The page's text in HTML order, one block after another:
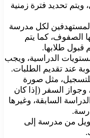
تحديد فترة زمنية
المستهدفين لكل مدرسة
الصفوف، كما يتم
قبول طلابها.
الدراسية، ويجب
عند تقديم الطلبات.
مثل صورة
السفر (إذا كان
السابقة، وغيرها
من مدرسة إلى